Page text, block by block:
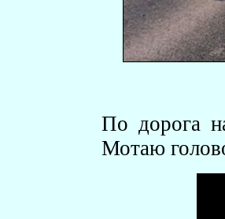
По дорога
Мотаю